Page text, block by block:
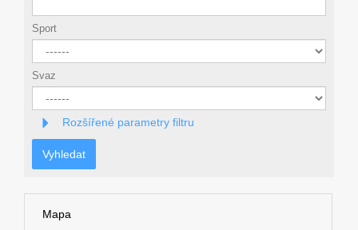
Sport
Svaz
Rozšířené parametry filtru
Vyhledat
Mapa